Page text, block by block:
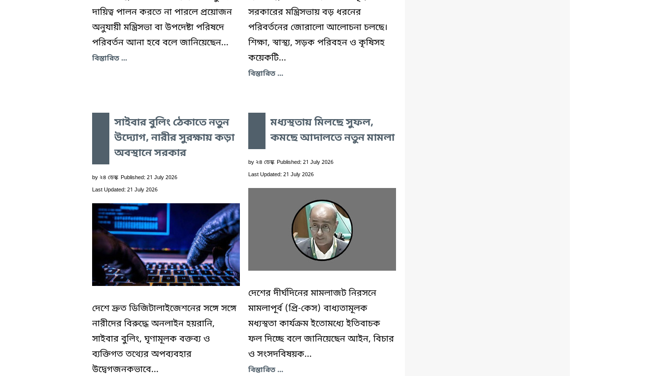
দায়িত্ব পালন করতে না পারলে প্রয়োজন
অনুযায়ী মন্ত্রিসভা বা উপদেষ্টা পরিষদে
পরিবর্তন আনা হবে বলে জানিয়েছেন...
বিস্তারিত ...
সরকারের মন্ত্রিসভায় বড় ধরনের
পরিবর্তনের জোরালো আলোচনা চলছে।
শিক্ষা, স্বাস্থ্য, সড়ক পরিবহন ও কৃষিসহ
কয়েকটি...
বিস্তারিত ...
সাইবার বুলিং ঠেকাতে নতুন
উদ্যোগ, নারীর সুরক্ষায় কড়া
অবস্থানে সরকার
by ২৪ ডেস্ক Published: 21 July 2026
Last Updated: 21 July 2026
দেশে দ্রুত ডিজিটালাইজেশনের সঙ্গে সঙ্গে
নারীদের বিরুদ্ধে অনলাইন হয়রানি,
সাইবার বুলিং, ঘৃণামূলক বক্তব্য ও
ব্যক্তিগত তথ্যের অপব্যবহার
উদ্বেগজনকভাবে...
মধ্যস্থতায় মিলছে সুফল,
কমছে আদালতে নতুন মামলা
by ২৪ ডেস্ক Published: 21 July 2026
Last Updated: 21 July 2026
দেশের দীর্ঘদিনের মামলাজট নিরসনে
মামলাপূর্ব (প্রি-কেস) বাধ্যতামূলক
মধ্যস্থতা কার্যক্রম ইতোমধ্যে ইতিবাচক
ফল দিচ্ছে বলে জানিয়েছেন আইন, বিচার
ও সংসদবিষয়ক...
বিস্তারিত ...